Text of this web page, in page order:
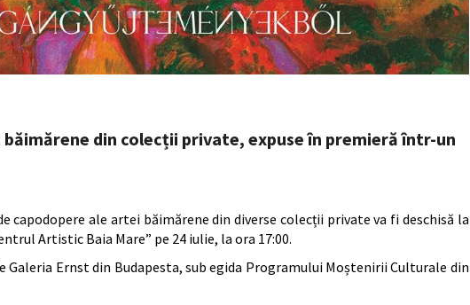
din colecții private, expuse în premieră într-un
capodopere ale artei băimărene din diverse colecții private va fi deschisă la
Artistic Baia Mare” pe 24 iulie, la ora 17:00.
Galeria Ernst din Budapesta, sub egida Programului Moștenirii Culturale din